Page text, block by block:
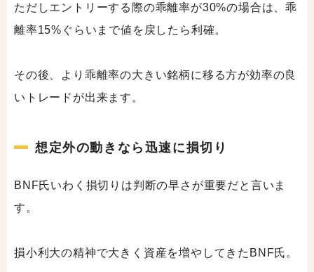
ただしエントリーする際の乖離率が30%の場合は、乖
離率15%ぐらいまで値を戻したら利確。
その後、より乖離率の大きい銘柄に移る方が効率の良
いトレードが出来ます。
想定外の動きなら迅速に損切り
BNF氏いわく損切りは判断の早さが重要だと言いま
す。
損小利大の精神で大きく資産を増やしてきたBNF氏。